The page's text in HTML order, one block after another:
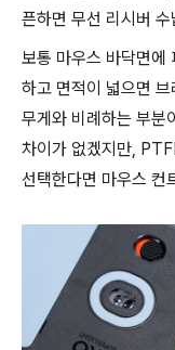
픈하면 무선 리시버
보통 마우스 바닥면에
하고 면적이 넓으면
무게와 비례하는 부
차이가 없겠지만,
선택한다면 마우스 컨